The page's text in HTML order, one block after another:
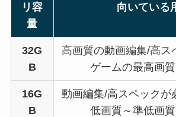
リ容
量
向いている
32G
B
高画質の動画編集/高ス
ゲームの最高画
16G
B
動画編集/高スペックが
低画質～準低画